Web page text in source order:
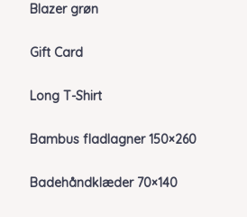
Blazer grøn
Gift Card
Long T-Shirt
Bambus fladlagner 150×260
Badehåndklæder 70×140